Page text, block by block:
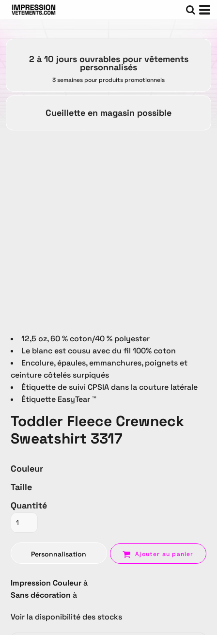
2 à 10 jours ouvrables pour vêtements
personnalisés
3 semaines pour produits promotionnels
Cueillette en magasin possible
12,5 oz, 60 % coton/40 % polyester
Le blanc est cousu avec du fil 100% coton
Encolure, épaules, emmanchures, poignets et
ceinture côtelés surpiqués
Étiquette de suivi CPSIA dans la couture latérale
Étiquette EasyTear ™
Toddler Fleece Crewneck
Sweatshirt 3317
Couleur
Taille
Quantité
Personnalisation Ajouter au panier
Impression Couleurà
Sans décoration à
Voir la disponibilité des stocks